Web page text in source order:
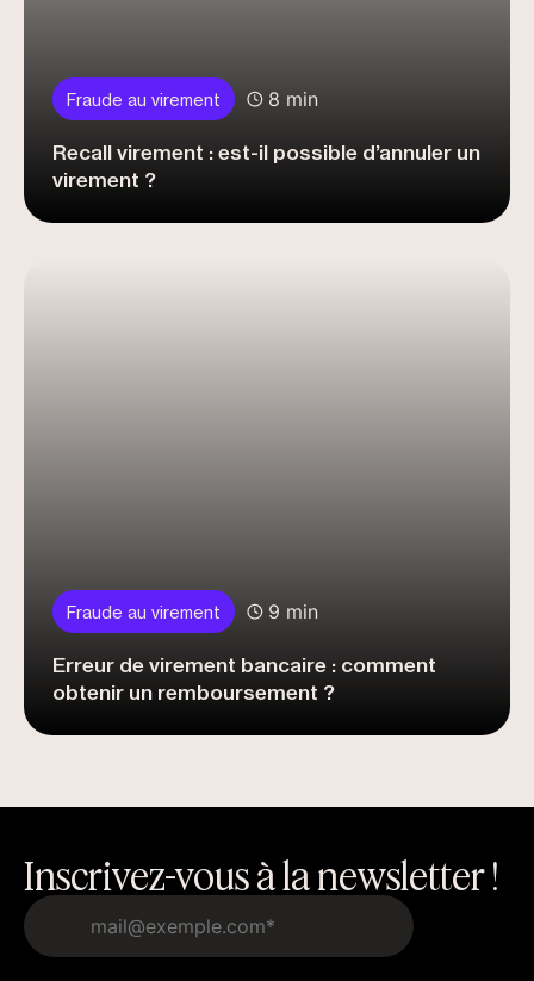
Fraude au virement 8 min
Recall virement : est-il possible d’annuler un
virement ?
Fraude au virement 9 min
Erreur de virement bancaire : comment
obtenir un remboursement ?
Inscrivez-vous à la newsletter !